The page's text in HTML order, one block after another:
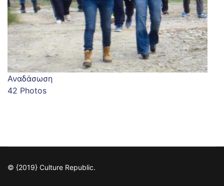
Αναδάσωση
42 Photos
© {2019} Culture Republic.